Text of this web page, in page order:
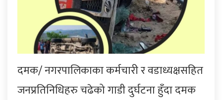
दमक/ नगरपालिकाका कर्मचारी र वडाध्यक्षसहित
जनप्रतिनिधिहरु चढेको गाडी दुर्घटना हुँदा दमक